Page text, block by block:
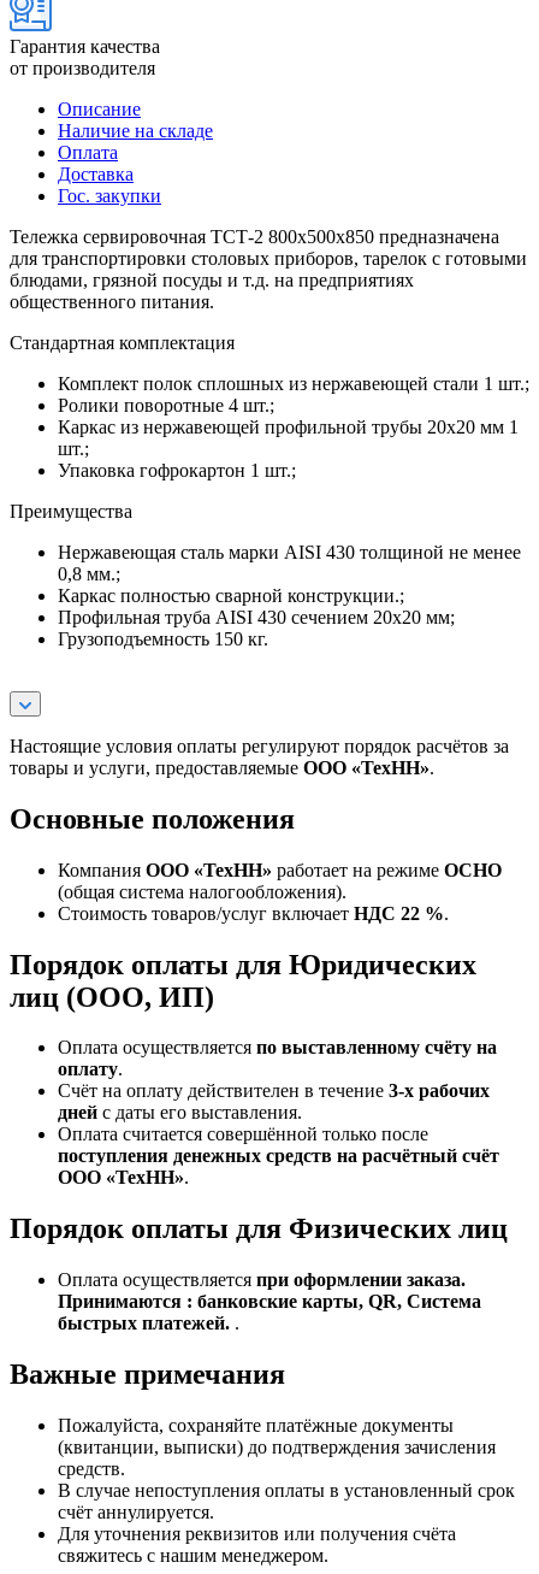
Гарантия качества
от производителя
Описание
Наличие на складе
Оплата
Доставка
Гос. закупки
Тележка сервировочная ТСТ-2 800х500х850 предназначена
для транспортировки столовых приборов, тарелок с готовыми
блюдами, грязной посуды и т.д. на предприятиях
общественного питания.
Стандартная комплектация
Комплект полок сплошных из нержавеющей стали 1 шт.;
Ролики поворотные 4 шт.;
Каркас из нержавеющей профильной трубы 20х20 мм 1
шт.;
Упаковка гофрокартон 1 шт.;
Преимущества
Нержавеющая сталь марки AISI 430 толщиной не менее
0,8 мм.;
Каркас полностью сварной конструкции.;
Профильная труба AISI 430 сечением 20х20 мм;
Грузоподъемность 150 кг.
Настоящие условия оплаты регулируют порядок расчётов за
товары и услуги, предоставляемые ООО «ТехНН».
Основные положения
Компания ООО «ТехНН» работает на режиме ОСНО
(общая система налогообложения).
Стоимость товаров/услуг включает НДС 22 %.
Порядок оплаты для Юридических
лиц (ООО, ИП)
Оплата осуществляется по выставленному счёту на
оплату.
Счёт на оплату действителен в течение 3‑х рабочих
дней с даты его выставления.
Оплата считается совершённой только после
поступления денежных средств на расчётный счёт
ООО «ТехНН».
Порядок оплаты для Физических лиц
Оплата осуществляется при оформлении заказа.
Принимаются : банковские карты, QR, Система
быстрых платежей. .
Важные примечания
Пожалуйста, сохраняйте платёжные документы
(квитанции, выписки) до подтверждения зачисления
средств.
В случае непоступления оплаты в установленный срок
счёт аннулируется.
Для уточнения реквизитов или получения счёта
свяжитесь с нашим менеджером.